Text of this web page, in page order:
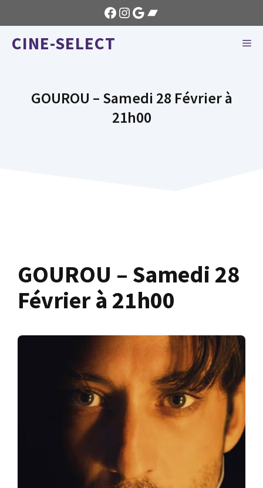
au
contenu
Facebook
Instagram
GoogleBandcamp
CINE-SELECT
GOUROU – Samedi 28 Février à
21h00
GOUROU – Samedi 28
Février à 21h00